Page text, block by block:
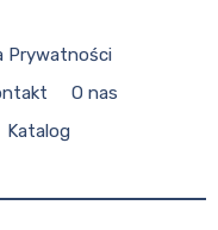
Prywatności
O nas
Katalog